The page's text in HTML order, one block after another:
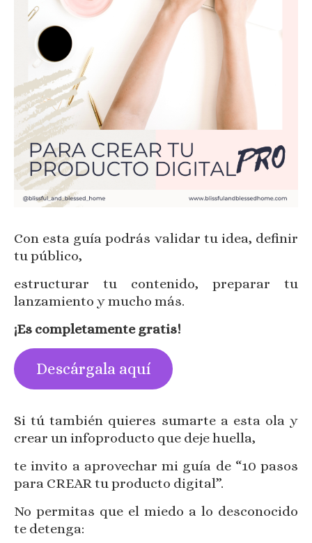
Con esta guía podrás validar tu idea, definir
tu público,
estructurar tu contenido, preparar tu
lanzamiento y mucho más.
¡Es completamente gratis!
Descárgala aquí
Si tú también quieres sumarte a esta ola y
crear un infoproducto que deje huella,
te invito a aprovechar mi guía de “10 pasos
para CREAR tu producto digital”.
No permitas que el miedo a lo desconocido
te detenga: